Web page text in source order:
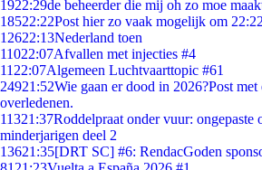
1922:29de beheerder die mij oh zo moe
18522:22Post hier zo vaak mogelijk om
12622:13Nederland toen
11022:07Afvallen met injecties #4
11 22:07Algemeen Luchtvaarttopic #61
24921:52Wie gaan er dood in 2026?Post
overledenen.
11321:37Roddelpraat onder vuur: ongepaste
minderjarigen deel 2
13621:35[DRT SC] #6: RendacGoden